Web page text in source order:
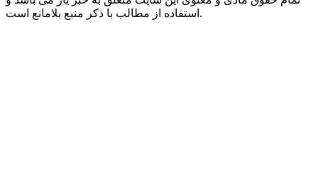
استفاده از مطالب با ذکر منبع بلامانع است.